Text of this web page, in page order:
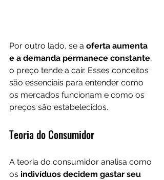
Por outro lado, se a oferta aumenta
e a demanda permanece constante,
o preço tende a cair. Esses conceitos
são essenciais para entender como
os mercados funcionam e como os
preços são estabelecidos.
Teoria do Consumidor
A teoria do consumidor analisa como
os indivíduos decidem gastar seu